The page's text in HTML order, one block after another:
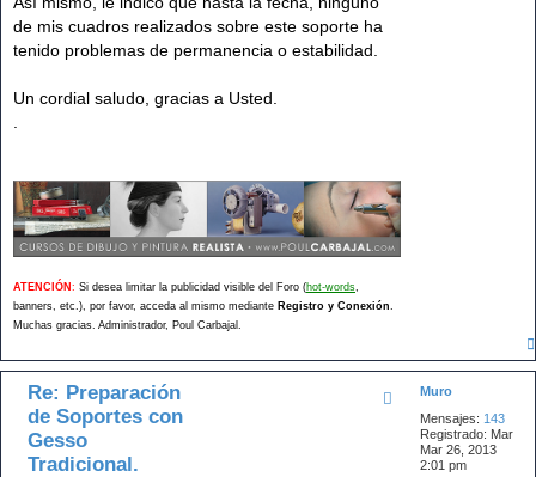
de mis cuadros realizados sobre este soporte ha
tenido problemas de permanencia o estabilidad.
Un cordial saludo, gracias a Usted.
ATENCIÓN : Si desea limitar la publicidad visible del Foro (hot-words,
banners, etc.), por favor, acceda al mismo mediante Registro y Conexión.
Muchas gracias. Administrador, Poul Carbajal.
Muro
Mensajes: 143
Registrado: Mar
Mar 26, 2013
2:01 pm
Re: Preparación
de Soportes con
Gesso
Tradicional.